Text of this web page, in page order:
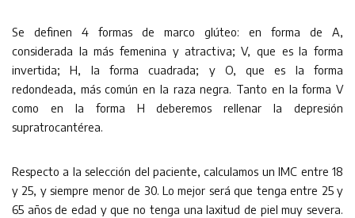
Se definen 4 formas de marco glúteo: en forma de A,
considerada la más femenina y atractiva; V, que es la forma
invertida; H, la forma cuadrada; y O, que es la forma
redondeada, más común en la raza negra. Tanto en la forma V
como en la forma H deberemos rellenar la depresión
supratrocantérea.
Respecto a la selección del paciente, calculamos un IMC entre 18
y 25, y siempre menor de 30. Lo mejor será que tenga entre 25 y
65 años de edad y que no tenga una laxitud de piel muy severa.